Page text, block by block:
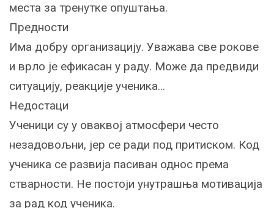
места за тренутке опуштања.
Предности
Има добру организацију. Уважава све рокове
и врло је ефикасан у раду. Може да предвиди
ситуацију, реакције ученика…
Недостаци
Ученици су у оваквој атмосфери често
незадовољни, јер се ради под притиском. Код
ученика се развија пасиван однос према
стварности. Не постоји унутрашња мотивација
за рад код ученика.